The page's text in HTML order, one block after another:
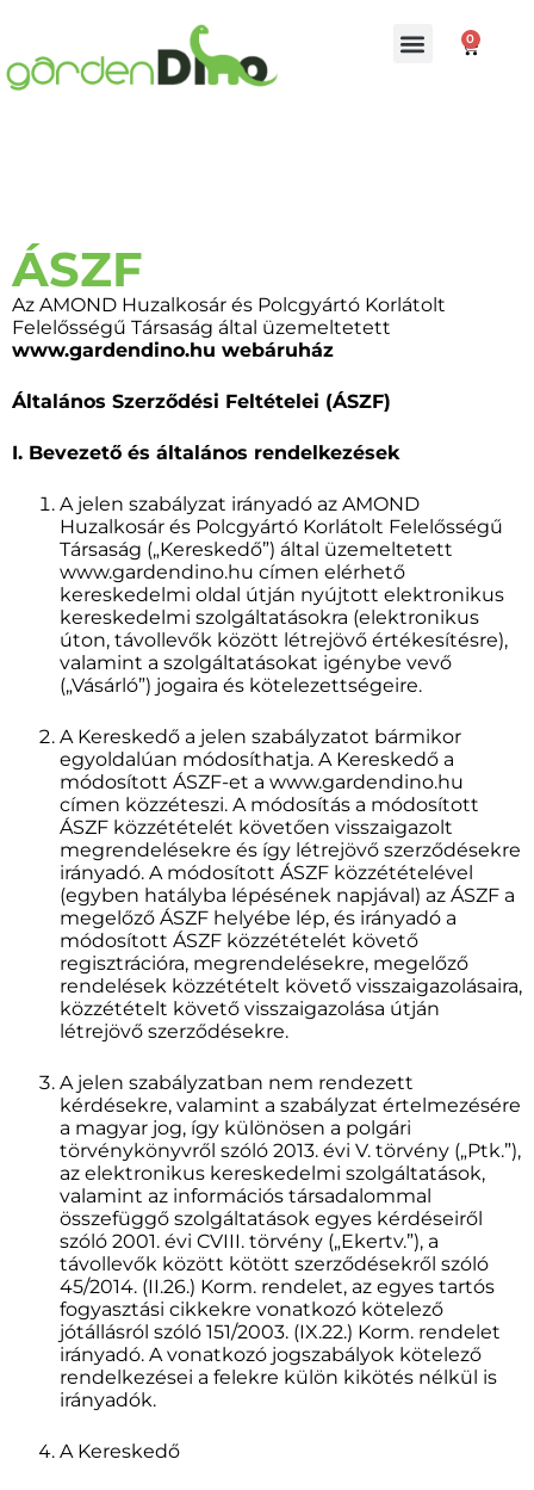
i
p
e
n
t
0
ÁSZF
Az AMOND Huzalkosár és Polcgyártó Korlátolt
Felelősségű Társaság által üzemeltetett
www.gardendino.hu webáruház
Általános Szerződési Feltételei (ÁSZF)
I. Bevezető és általános rendelkezések
A jelen szabályzat irányadó az AMOND
Huzalkosár és Polcgyártó Korlátolt Felelősségű
Társaság („Kereskedő”) által üzemeltetett
www.gardendino.hu címen elérhető
kereskedelmi oldal útján nyújtott elektronikus
kereskedelmi szolgáltatásokra (elektronikus
úton, távollevők között létrejövő értékesítésre),
valamint a szolgáltatásokat igénybe vevő
(„Vásárló”) jogaira és kötelezettségeire.
A Kereskedő a jelen szabályzatot bármikor
egyoldalúan módosíthatja. A Kereskedő a
módosított ÁSZF-et a www.gardendino.hu
címen közzéteszi. A módosítás a módosított
ÁSZF közzétételét követően visszaigazolt
megrendelésekre és így létrejövő szerződésekre
irányadó. A módosított ÁSZF közzétételével
(egyben hatályba lépésének napjával) az ÁSZF a
megelőző ÁSZF helyébe lép, és irányadó a
módosított ÁSZF közzétételét követő
regisztrációra, megrendelésekre, megelőző
rendelések közzétételt követő visszaigazolásaira,
közzétételt követő visszaigazolása útján
létrejövő szerződésekre.
A jelen szabályzatban nem rendezett
kérdésekre, valamint a szabályzat értelmezésére
a magyar jog, így különösen a polgári
törvénykönyvről szóló 2013. évi V. törvény („Ptk.”),
az elektronikus kereskedelmi szolgáltatások,
valamint az információs társadalommal
összefüggő szolgáltatások egyes kérdéseiről
szóló 2001. évi CVIII. törvény („Ekertv.”), a
távollevők között kötött szerződésekről szóló
45/2014. (II.26.) Korm. rendelet, az egyes tartós
fogyasztási cikkekre vonatkozó kötelező
jótállásról szóló 151/2003. (IX.22.) Korm. rendelet
irányadó. A vonatkozó jogszabályok kötelező
rendelkezései a felekre külön kikötés nélkül is
irányadók.
A Kereskedő